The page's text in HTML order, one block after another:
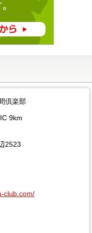
倶楽部
9km
2523
club.com/